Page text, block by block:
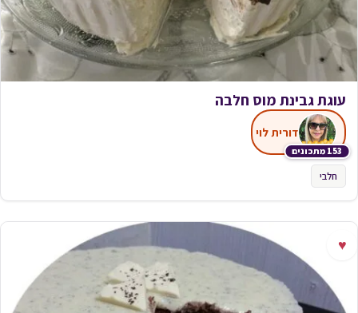
עוגת גבינת מוס חלבה
153 מתכונים
דורית לוי
חלבי
♥